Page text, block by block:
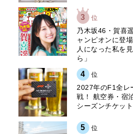
3 位
乃木坂46・賀喜
ャンピオンに登
人になった私を
ら」
4 位
2027年のF1全レ
戦！ 航空券・宿
シーズンチケッ
5 位